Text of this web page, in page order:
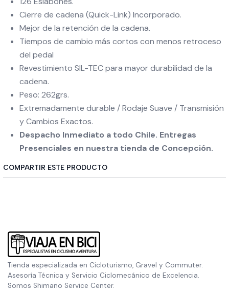
Cierre de cadena (Quick-Link) Incorporado.
Mejor de la retención de la cadena.
Tiempos de cambio más cortos con menos retroceso
del pedal
Revestimiento SIL-TEC para mayor durabilidad de la
cadena.
Peso: 262grs.
Extremadamente durable / Rodaje Suave / Transmisión
y Cambios Exactos.
Despacho Inmediato a todo Chile. Entregas
Presenciales en nuestra tienda de Concepción.
COMPARTIR ESTE PRODUCTO
Tienda especializada en Cicloturismo, Gravel y Commuter.
Asesoría Técnica y Servicio Ciclomecánico de Excelencia.
Somos Shimano Service Center.